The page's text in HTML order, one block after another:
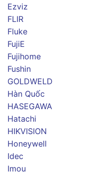
Ezviz
FLIR
Fluke
FujiE
Fujihome
Fushin
GOLDWELD
Hàn Quốc
HASEGAWA
Hatachi
HIKVISION
Honeywell
Idec
Imou